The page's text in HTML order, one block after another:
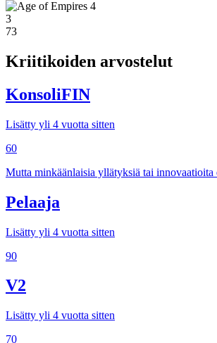
3
73
Kriitikoiden arvostelut
KonsoliFIN
Lisätty yli 4 vuotta sitten
60
Mutta minkäänlaisia yllätyksiä tai innovaatioita
Pelaaja
Lisätty yli 4 vuotta sitten
90
V2
Lisätty yli 4 vuotta sitten
70